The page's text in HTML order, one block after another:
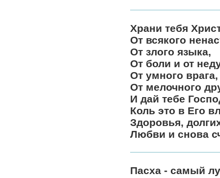
Храни тебя
От всякого
От злого языка,
От боли и от
От умного врага,
От мелочного
И дай тебе
Коль это в Его
Здоровья,
Любви и снова
Пасха - самый